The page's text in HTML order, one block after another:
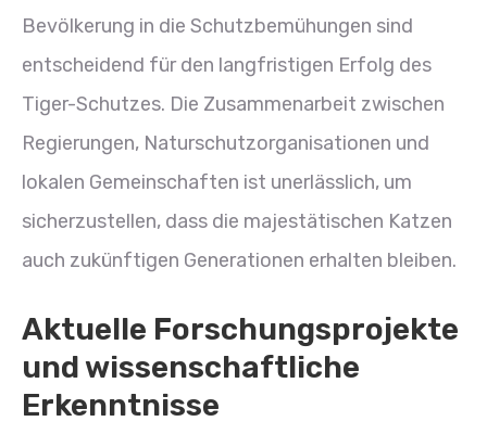
Bevölkerung in die Schutzbemühungen sind
entscheidend für den langfristigen Erfolg des
Tiger-Schutzes. Die Zusammenarbeit zwischen
Regierungen, Naturschutzorganisationen und
lokalen Gemeinschaften ist unerlässlich, um
sicherzustellen, dass die majestätischen Katzen
auch zukünftigen Generationen erhalten bleiben.
Aktuelle Forschungsprojekte
und wissenschaftliche
Erkenntnisse